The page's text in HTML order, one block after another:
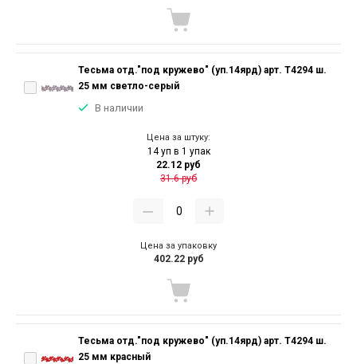
Тесьма отд."под кружево" (уп.14ярд) арт. T4294 ш.
25 мм светло-серый
В наличии
Цена за штуку:
14 уп в 1 упак
22.12 руб
31.6 руб
Цена за упаковку
402.22 руб
Тесьма отд."под кружево" (уп.14ярд) арт. T4294 ш.
25 мм красный